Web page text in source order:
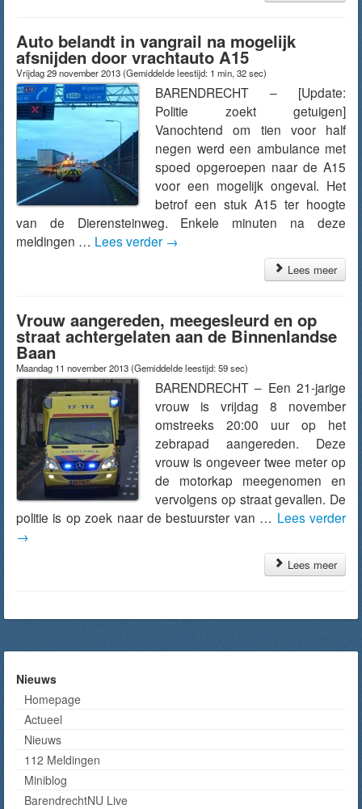
Auto belandt in vangrail na mogelijk
afsnijden door vrachtauto A15
Vrijdag 29 november 2013(Gemiddelde leestijd: 1 min, 32 sec)
BARENDRECHT – [Update:
Politie zoekt getuigen]
Vanochtend om tien voor half
negen werd een ambulance met
spoed opgeroepen naar de A15
voor een mogelijk ongeval. Het
betrof een stuk A15 ter hoogte
van de Dierensteinweg. Enkele minuten na deze
meldingen … Lees verder →
Lees meer
Vrouw aangereden, meegesleurd en op
straat achtergelaten aan de Binnenlandse
Baan
Maandag 11 november 2013(Gemiddelde leestijd: 59 sec)
BARENDRECHT – Een 21-jarige
vrouw is vrijdag 8 november
omstreeks 20:00 uur op het
zebrapad aangereden. Deze
vrouw is ongeveer twee meter op
de motorkap meegenomen en
vervolgens op straat gevallen. De
politie is op zoek naar de bestuurster van … Lees verder
→
Lees meer
Nieuws
Homepage
Actueel
Nieuws
112 Meldingen
Miniblog
BarendrechtNU Live